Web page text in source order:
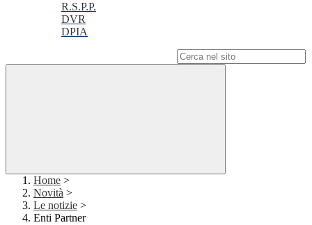
R.S.P.P.
DVR
DPIA
Home >
Novità >
Le notizie >
Enti Partner